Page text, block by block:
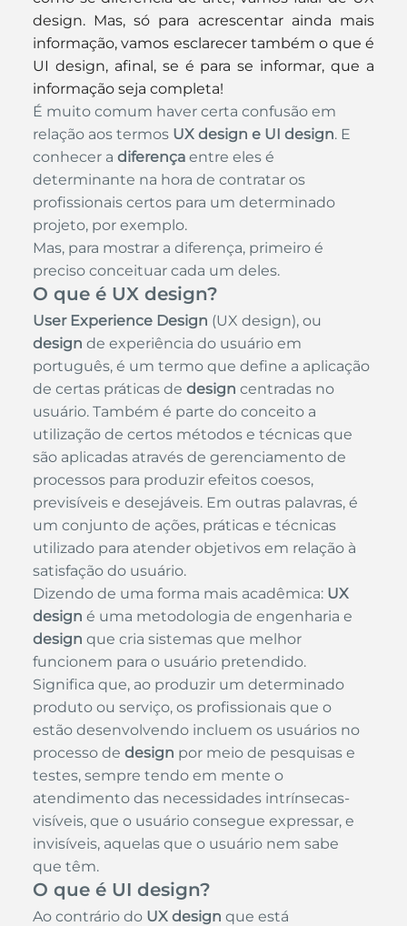
design. Mas, só para acrescentar ainda mais
informação, vamos esclarecer também o que é
UI design, afinal, se é para se informar, que a
informação seja completa!
É muito comum haver certa confusão em
relação aos termos UX design e UI design. E
conhecer a diferença entre eles é
determinante na hora de contratar os
profissionais certos para um determinado
projeto, por exemplo.
Mas, para mostrar a diferença, primeiro é
preciso conceituar cada um deles.
O que é UX design?
User Experience Design (UX design), ou
design de experiência do usuário em
português, é um termo que define a aplicação
de certas práticas de design centradas no
usuário. Também é parte do conceito a
utilização de certos métodos e técnicas que
são aplicadas através de gerenciamento de
processos para produzir efeitos coesos,
previsíveis e desejáveis. Em outras palavras, é
um conjunto de ações, práticas e técnicas
utilizado para atender objetivos em relação à
satisfação do usuário.
Dizendo de uma forma mais acadêmica: UX
design é uma metodologia de engenharia e
design que cria sistemas que melhor
funcionem para o usuário pretendido.
Significa que, ao produzir um determinado
produto ou serviço, os profissionais que o
estão desenvolvendo incluem os usuários no
processo de design por meio de pesquisas e
testes, sempre tendo em mente o
atendimento das necessidades intrínsecas-
visíveis, que o usuário consegue expressar, e
invisíveis, aquelas que o usuário nem sabe
que têm.
O que é UI design?
Ao contrário do UX design que está